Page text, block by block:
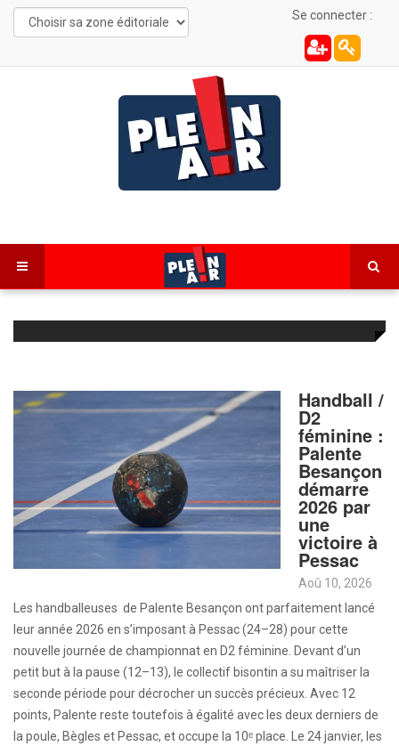
Se connecter :
Handball /
D2
féminine :
Palente
Besançon
démarre
2026 par
une
victoire à
Pessac
Aoû 10, 2026
Les handballeuses de Palente Besançon ont parfaitement lancé
leur année 2026 en s’imposant à Pessac (24–28) pour cette
nouvelle journée de championnat en D2 féminine. Devant d’un
petit but à la pause (12–13), le collectif bisontin a su maîtriser la
seconde période pour décrocher un succès précieux. Avec 12
points, Palente reste toutefois à égalité avec les deux derniers de
la poule, Bègles et Pessac, et occupe la 10ᵉ place. Le 24 janvier, les